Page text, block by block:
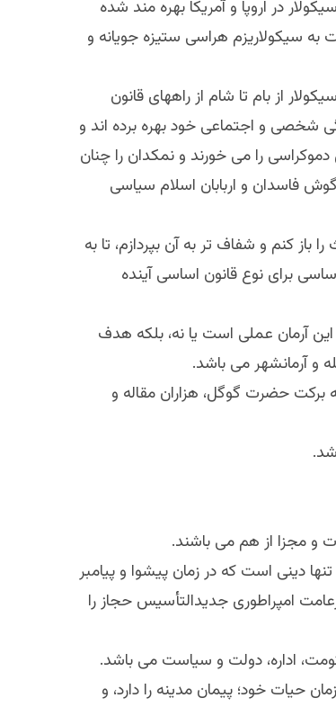
در اروپا و آمریکا بهره مند شده
به سیکولاریزم هراسی ستیزه جویانه و
از بام تا شام از راههای قانون
شخصی و اجتماعی خود بهره برده اند و
را می خورند و نمکدان را چنان
فاسدان و اربابان اسلام سیاسی
کنم و شفاف تر به آن بپردازم، تا به
برای نوع قانون اساسی آینده
آرمان عملی است یا نه، بلکه هدف
و آرمانشهر می باشد.
به برکت حضرت گوگل، هزاران مقاله و
و مجزا از هم می باشند.
دینی است که در زمان پیشوا و پیامبر
امپراطوری جدیدالتأسیس حجاز را
اداره، دولت و سیاست می باشد.
خود؛ پیمان مدینه را دارد، و